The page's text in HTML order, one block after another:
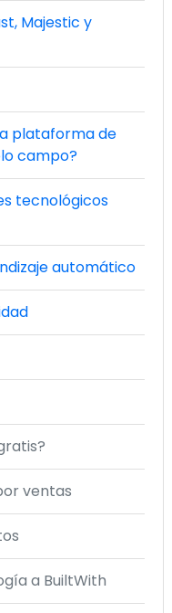
Majestic y
plataforma de
campo?
tecnológicos
automático
ventas
a BuiltWith